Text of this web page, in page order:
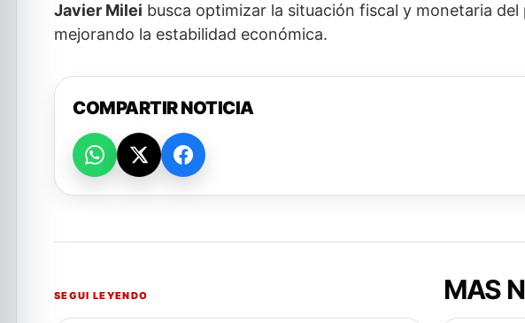
Javier Milei busca optimizar la situación fiscal y monetaria
mejorando la estabilidad económica.
COMPARTIR NOTICIA
SEGUI LEYENDO MAS